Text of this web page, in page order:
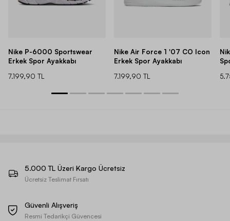
Nike P-6000 Sportswear
Erkek Spor Ayakkabı
7.199,90 TL
Nike Air Force 1 '07 CO Icon
Erkek Spor Ayakkabı
7.199,90 TL
5.000 TL Üzeri Kargo Ücretsiz
Ücretsiz Teslimat Fırsatı
Güvenli Alışveriş
Resmi Tedarikçi Güvencesi